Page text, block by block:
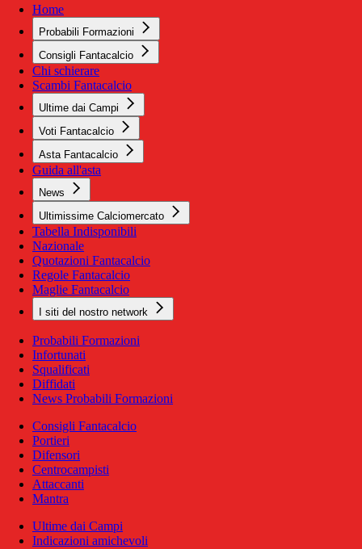
Home
Probabili Formazioni
Consigli Fantacalcio
Chi schierare
Scambi Fantacalcio
Ultime dai Campi
Voti Fantacalcio
Asta Fantacalcio
Guida all'asta
News
Ultimissime Calciomercato
Tabella Indisponibili
Nazionale
Quotazioni Fantacalcio
Regole Fantacalcio
Maglie Fantacalcio
I siti del nostro network
Probabili Formazioni
Infortunati
Squalificati
Diffidati
News Probabili Formazioni
Consigli Fantacalcio
Portieri
Difensori
Centrocampisti
Attaccanti
Mantra
Ultime dai Campi
Indicazioni amichevoli